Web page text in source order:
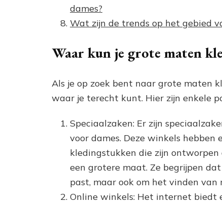
dames?
Wat zijn de trends op het gebied
Waar kun je grote maten
Als je op zoek bent naar grote maten
waar je terecht kunt. Hier zijn enkele
Speciaalzaken: Er zijn
voor dames. Deze winkels
kledingstukken die zijn
een grotere maat. Ze begrijpen
past, maar ook om het vinden van
Online winkels: Het internet biedt